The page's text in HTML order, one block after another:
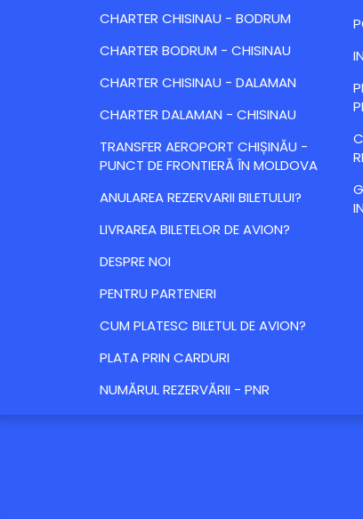
CHARTER CHISINAU - BODRUM
CHARTER BODRUM - CHISINAU
CHARTER CHISINAU - DALAMAN
CHARTER DALAMAN - CHISINAU
TRANSFER AEROPORT CHIȘINĂU -
PUNCT DE FRONTIERĂ ÎN MOLDOVA
ANULAREA REZERVARII BILETULUI?
LIVRAREA BILETELOR DE AVION?
DESPRE NOI
PENTRU PARTENERI
CUM PLATESC BILETUL DE AVION?
PLATA PRIN CARDURI
NUMĂRUL REZERVĂRII - PNR